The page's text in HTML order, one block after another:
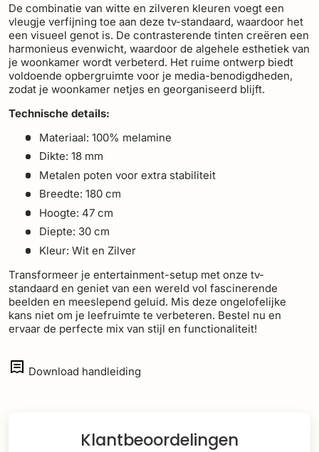
De combinatie van witte en zilveren kleuren voegt een
vleugje verfijning toe aan deze tv-standaard, waardoor het
een visueel genot is. De contrasterende tinten creëren een
harmonieus evenwicht, waardoor de algehele esthetiek van
je woonkamer wordt verbeterd. Het ruime ontwerp biedt
voldoende opbergruimte voor je media-benodigdheden,
zodat je woonkamer netjes en georganiseerd blijft.
Technische details:
Materiaal: 100% melamine
Dikte: 18 mm
Metalen poten voor extra stabiliteit
Breedte: 180 cm
Hoogte: 47 cm
Diepte: 30 cm
Kleur: Wit en Zilver
Transformeer je entertainment-setup met onze tv-
standaard en geniet van een wereld vol fascinerende
beelden en meeslepend geluid. Mis deze ongelofelijke
kans niet om je leefruimte te verbeteren. Bestel nu en
ervaar de perfecte mix van stijl en functionaliteit!
Download handleiding
Klantbeoordelingen